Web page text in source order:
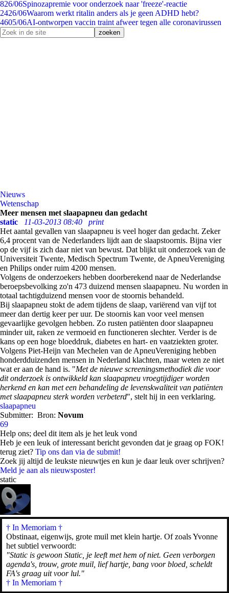
826/06Spinozapremie voor onderzoek naar 'freeze'-reactie
2426/06Waarom werkt ritalin anders als je geen ADHD hebt?
4605/06AI-ontworpen vaccin traint afweer tegen alle coronavirussen
Nieuws
Wetenschap
Meer mensen met slaapapneu dan gedacht
static
11-03-2013 08:40
print
Het aantal gevallen van slaapapneu is veel hoger dan gedacht. Zeker
6,4 procent van de Nederlanders lijdt aan de slaapstoornis. Bijna vier
op de vijf is zich daar niet van bewust. Dat blijkt uit onderzoek van de
Universiteit Twente, Medisch Spectrum Twente, de ApneuVereniging
en Philips onder ruim 4200 mensen.
Volgens de onderzoekers hebben doorberekend naar de Nederlandse
beroepsbevolking zo'n 473 duizend mensen slaapapneu. Nu worden in
totaal tachtigduizend mensen voor de stoornis behandeld.
Bij slaapapneu stokt de adem tijdens de slaap, variërend van vijf tot
meer dan dertig keer per uur. De stoornis kan voor veel mensen
gevaarlijke gevolgen hebben. Zo rusten patiënten door slaapapneu
minder uit, raken ze vermoeid en functioneren slechter. Verder is de
kans op een hoge bloeddruk, diabetes en hart- en vaatziekten groter.
Volgens Piet-Heijn van Mechelen van de ApneuVereniging hebben
honderdduizenden mensen in Nederland klachten, maar weten ze niet
wat er aan de hand is. "Met de nieuwe screeningsmethodiek die voor
dit onderzoek is ontwikkeld kan slaapapneu vroegtijdiger worden
herkend en kan met een behandeling de levenskwaliteit van patiënten
met slaapapneu sterk worden verbeterd", stelt hij in een verklaring.
slaapapneu
Submitter: Bron: Novum
69
Help ons; deel dit item als je het leuk vond
Heb je een leuk of interessant bericht gevonden dat je graag op FOK!
terug ziet? Tip ons dan via de submit!
Zoek jij altijd de leukste nieuwtjes en kun je daar leuk over schrijven?
Meld je aan als nieuwsposter!
static
† In Memoriam †
Obstinaat, eigenwijs, grote muil met klein hartje. Of zoals Yvonne
het subtiel verwoordt:
"Static is gewoon Static, je leeft met hem of niet. Geen verborgen
agenda's, trouw, grote muil, lief hartje, bang voor bloed, scheldt
FA's graag uit voor lul."
† In Memoriam †